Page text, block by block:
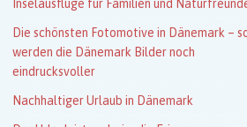
Inselausflüge für Familien und
Die schönsten Fotomotive in Dänemark –
werden die Dänemark Bilder noch
eindrucksvoller
Nachhaltiger Urlaub in Dänemark